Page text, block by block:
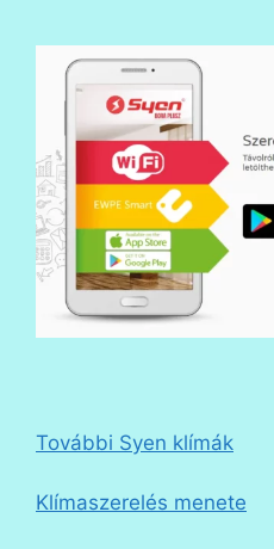
További Syen klímák
Klímaszerelés menete